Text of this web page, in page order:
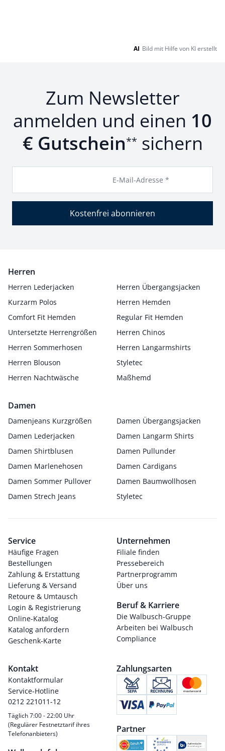
AI Bild mit Hilfe von KI erstellt
Zum Newsletter
anmelden und einen 10
€ Gutschein** sichern
E-Mail-Adresse *
Kostenfrei abonnieren
Herren
Herren Lederjacken
Herren Übergangsjacken
Kurzarm Polos
Herren Hemden
Comfort Fit Hemden
Regular Fit Hemden
Untersetzte Herrengrößen
Herren Chinos
Herren Sommerhosen
Herren Langarmshirts
Herren Blouson
Styletec
Herren Nachtwäsche
Maßhemd
Damen
Damenjeans Kurzgrößen
Damen Übergangsjacken
Damen Lederjacken
Damen Langarm Shirts
Damen Shirtblusen
Damen Pullunder
Damen Marlenehosen
Damen Cardigans
Damen Sommer Pullover
Damen Baumwollhosen
Damen Strech Jeans
Styletec
Service
Häufige Fragen
Bestellungen
Zahlung & Erstattung
Lieferung & Versand
Retoure & Umtausch
Login & Registrierung
Online-Katalog
Katalog anfordern
Geschenk-Karte
Unternehmen
Filiale finden
Pressebereich
Partnerprogramm
Über uns
Beruf & Karriere
Die Walbusch-Gruppe
Arbeiten bei Walbusch
Compliance
Kontakt
Kontaktformular
Service-Hotline
0212 221011-12
Täglich 7:00 - 22:00 Uhr
(Regulärer Festnetztarif ihres
Telefonanbieters)
Zahlungsarten
Partner